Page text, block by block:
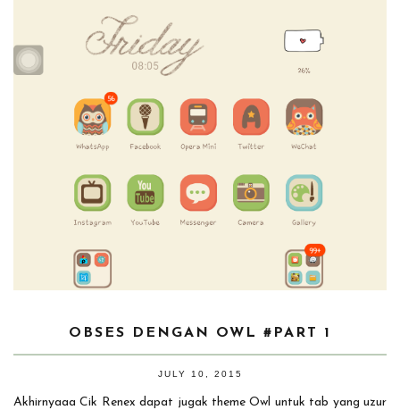
OBSES DENGAN OWL #PART 1
JULY 10, 2015
Akhirnyaaa Cik Renex dapat jugak theme Owl untuk tab yang uzur